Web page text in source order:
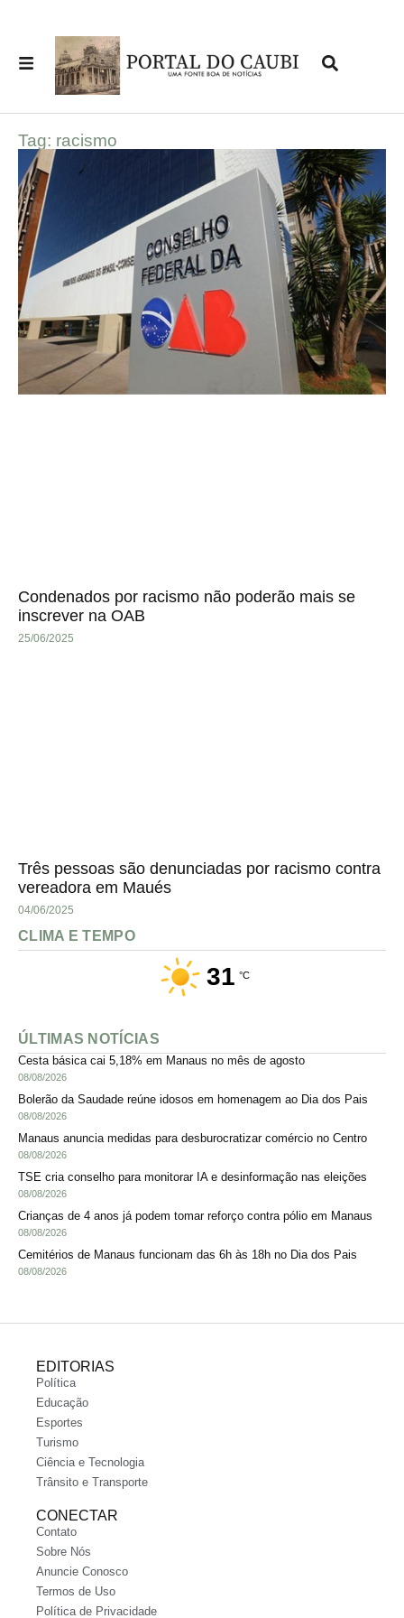
Tag: racismo
Condenados por racismo não poderão mais se
inscrever na OAB
25/06/2025
Três pessoas são denunciadas por racismo contra
vereadora em Maués
04/06/2025
CLIMA E TEMPO
31 °C
ÚLTIMAS NOTÍCIAS
Cesta básica cai 5,18% em Manaus no mês de agosto
08/08/2026
Bolerão da Saudade reúne idosos em homenagem ao Dia dos Pais
08/08/2026
Manaus anuncia medidas para desburocratizar comércio no Centro
08/08/2026
TSE cria conselho para monitorar IA e desinformação nas eleições
08/08/2026
Crianças de 4 anos já podem tomar reforço contra pólio em Manaus
08/08/2026
Cemitérios de Manaus funcionam das 6h às 18h no Dia dos Pais
08/08/2026
EDITORIAS
Política
Educação
Esportes
Turismo
Ciência e Tecnologia
Trânsito e Transporte
CONECTAR
Contato
Sobre Nós
Anuncie Conosco
Termos de Uso
Política de Privacidade